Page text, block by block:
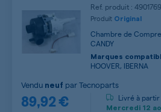
Ref. produit :
Produit Original
Chambre de
CANDY
Marques
HOOVER, IBERNA
89,92 €
Vendu neuf parTecnoparts
Livré à partir
Mercredi 12